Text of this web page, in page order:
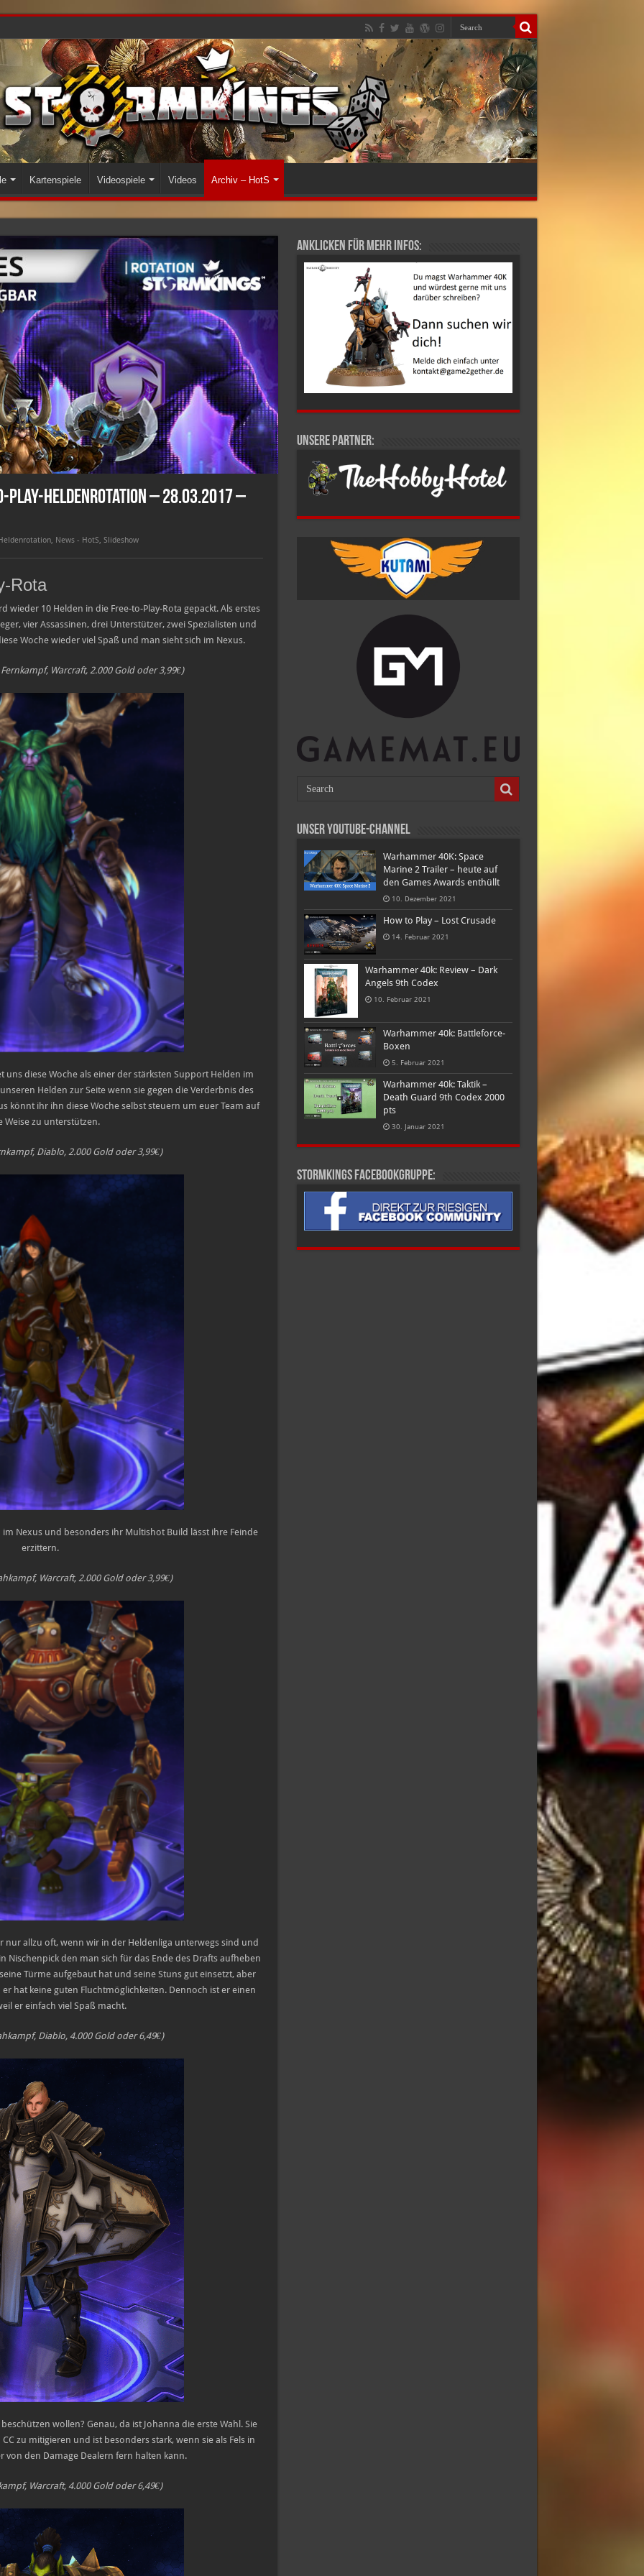
Kartenspiele Videospiele Videos Archiv – HotS
Play-Heldenrotation – 28.03.2017 –
Heldenrotation, News - HotS, Slideshow
Rota
wieder 10 Helden in die Free-to-Play-Rota gepackt. Als erstes
vier Assassinen, drei Unterstützer, zwei Spezialisten und
Woche wieder viel Spaß und man sieht sich im Nexus.
Warcraft, 2.000 Gold oder 3,99€)
diese Woche als einer der stärksten Support Helden im
Helden zur Seite wenn sie gegen die Verderbnis des
könnt ihr ihn diese Woche selbst steuern um euer Team auf
Weise zu unterstützen.
Diablo, 2.000 Gold oder 3,99€)
Nexus und besonders ihr Multishot Build lässt ihre Feinde
erzittern.
Warcraft, 2.000 Gold oder 3,99€)
nur allzu oft, wenn wir in der Heldenliga unterwegs sind und
Nischenpick den man sich für das Ende des Drafts aufheben
Türme aufgebaut hat und seine Stuns gut einsetzt, aber
hat keine guten Fluchtmöglichkeiten. Dennoch ist er einen
er einfach viel Spaß macht.
Diablo, 4.000 Gold oder 6,49€)
wollen? Genau, da ist Johanna die erste Wahl. Sie
zu mitigieren und ist besonders stark, wenn sie als Fels in
von den Damage Dealern fern halten kann.
Warcraft, 4.000 Gold oder 6,49€)
Anklicken für mehr Infos:
Unsere Partner:
Unser Youtube-Channel
Warhammer 40K: Space
Marine 2 Trailer – heute auf
den Games Awards enthüllt
10. Dezember 2021
How to Play – Lost Crusade
14. Februar 2021
Warhammer 40k: Review – Dark
Angels 9th Codex
10. Februar 2021
Warhammer 40k: Battleforce-
Boxen
5. Februar 2021
Warhammer 40k: Taktik –
Death Guard 9th Codex 2000
pts
30. Januar 2021
Stormkings Facebookgruppe: